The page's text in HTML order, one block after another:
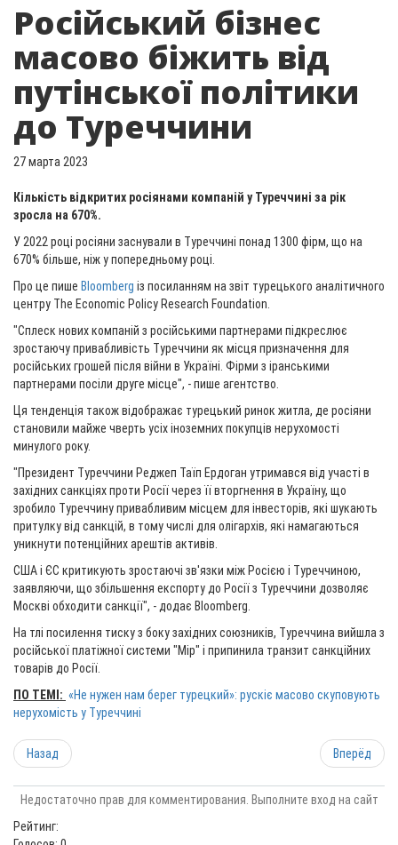
Російський бізнес
масово біжить від
путінської політики
до Туреччини
27 марта 2023
Кількість відкритих росіянами компаній у Туреччині за рік
зросла на 670%.
У 2022 році росіяни заснували в Туреччині понад 1300 фірм, що на
670% більше, ніж у попередньому році.
Про це пише Bloomberg із посиланням на звіт турецького аналітичного
центру The Economic Policy Research Foundation.
"Сплеск нових компаній з російськими партнерами підкреслює
зростаючу привабливість Туреччини як місця призначення для
російських грошей після війни в Україні. Фірми з іранськими
партнерами посіли друге місце", - пише агентство.
Ця тенденція також відображає турецький ринок житла, де росіяни
становили майже чверть усіх іноземних покупців нерухомості
минулого року.
"Президент Туреччини Реджеп Таїп Ердоган утримався від участі в
західних санкціях проти Росії через її вторгнення в Україну, що
зробило Туреччину привабливим місцем для інвесторів, які шукають
притулку від санкцій, в тому числі для олігархів, які намагаються
уникнути потенційних арештів активів.
США і ЄС критикують зростаючі зв'язки між Росією і Туреччиною,
заявляючи, що збільшення експорту до Росії з Туреччини дозволяє
Москві обходити санкції", - додає Bloomberg.
На тлі посилення тиску з боку західних союзників, Туреччина вийшла з
російської платіжної системи "Мір" і припинила транзит санкційних
товарів до Росії.
ПО ТЕМІ: «Не нужен нам берег турецкий»: рускіє масово скуповують
нерухомість у Туреччині
Назад Вперёд
Недостаточно прав для комментирования. Выполните вход на сайт
Рейтинг: